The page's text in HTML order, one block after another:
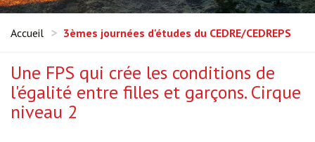
Accueil 3èmes journées d'études du CEDRE/CEDREPS
Une FPS qui crée les conditions de
l'égalité entre filles et garçons. Cirque
niveau 2